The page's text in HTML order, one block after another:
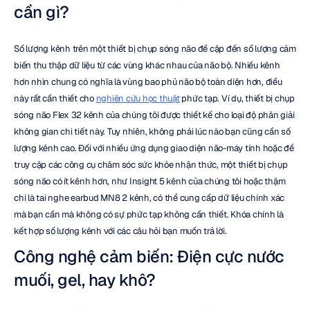
cần gì?
Số lượng kênh trên một thiết bị chụp sóng não đề cập đến số lượng cảm
biến thu thập dữ liệu từ các vùng khác nhau của não bộ. Nhiều kênh
hơn nhìn chung có nghĩa là vùng bao phủ não bộ toàn diện hơn, điều
này rất cần thiết cho nghiên cứu học thuật phức tạp. Ví dụ, thiết bị chụp
sóng não Flex 32 kênh của chúng tôi được thiết kế cho loại độ phân giải
không gian chi tiết này. Tuy nhiên, không phải lúc nào bạn cũng cần số
lượng kênh cao. Đối với nhiều ứng dụng giao diện não-máy tính hoặc để
truy cập các công cụ chăm sóc sức khỏe nhận thức, một thiết bị chụp
sóng não có ít kênh hơn, như Insight 5 kênh của chúng tôi hoặc thậm
chí là tai nghe earbud MN8 2 kênh, có thể cung cấp dữ liệu chính xác
mà bạn cần mà không có sự phức tạp không cần thiết. Khóa chính là
kết hợp số lượng kênh với các câu hỏi bạn muốn trả lời.
Công nghệ cảm biến: Điện cực nước
muối, gel, hay khô?